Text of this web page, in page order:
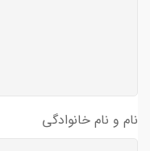
نام و نام خانوادگی